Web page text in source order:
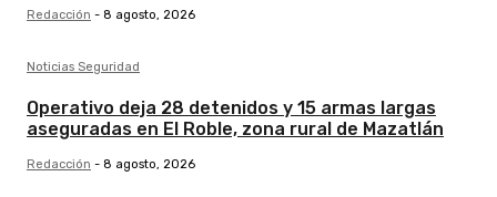
Redacción - 8 agosto, 2026
Noticias Seguridad
Operativo deja 28 detenidos y 15 armas largas
aseguradas en El Roble, zona rural de Mazatlán
Redacción - 8 agosto, 2026